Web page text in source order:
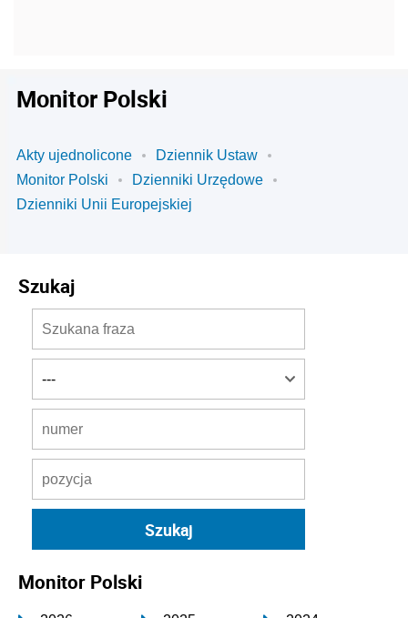
Monitor Polski
Akty ujednolicone
Dziennik Ustaw
Monitor Polski
Dzienniki Urzędowe
Dzienniki Unii Europejskiej
Szukaj
Monitor Polski